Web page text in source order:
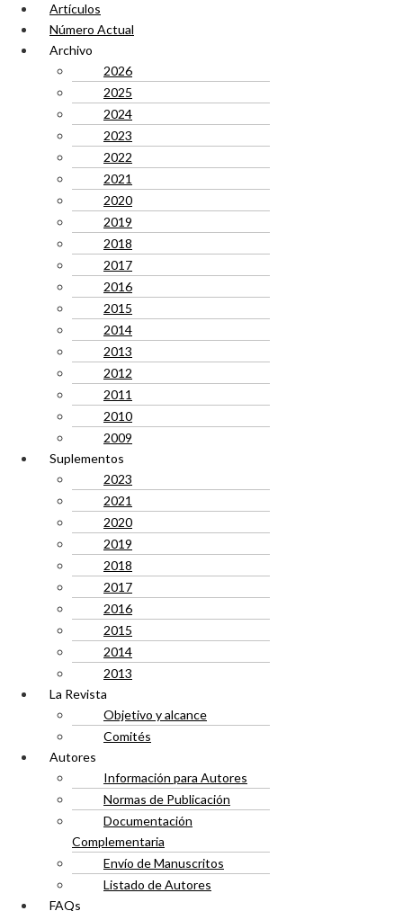
Artículos
Número Actual
Archivo
2026
2025
2024
2023
2022
2021
2020
2019
2018
2017
2016
2015
2014
2013
2012
2011
2010
2009
Suplementos
2023
2021
2020
2019
2018
2017
2016
2015
2014
2013
La Revista
Objetivo y alcance
Comités
Autores
Información para Autores
Normas de Publicación
Documentación
Complementaria
Envío de Manuscritos
Listado de Autores
FAQs